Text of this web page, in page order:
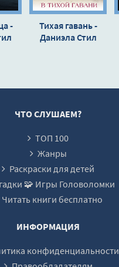
-
Тихая гавань -
Даниэла Стил
ЧТО СЛУШАЕМ?
ТОП 100
Жанры
Раскраски для детей
🧩 Игры Головоломки
Читать книги бесплатно
ИНФОРМАЦИЯ
конфиденциальности